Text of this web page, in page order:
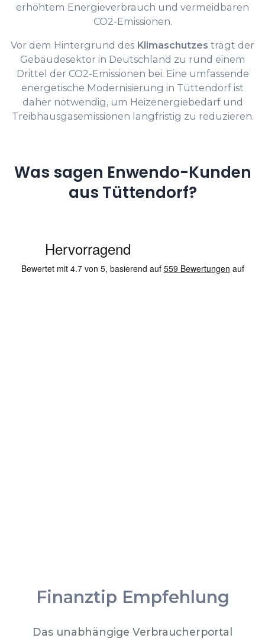
erhöhtem Energieverbrauch und vermeidbaren
CO2-Emissionen.
Vor dem Hintergrund des Klimaschutzes trägt der
Gebäudesektor in Deutschland zu rund einem
Drittel der CO2-Emissionen bei. Eine umfassende
energetische Modernisierung in Tüttendorf ist
daher notwendig, um Heizenergiebedarf und
Treibhausgasemissionen langfristig zu reduzieren.
Was sagen Enwendo-Kunden
aus Tüttendorf?
Finanztip Empfehlung
Das unabhängige Verbraucherportal